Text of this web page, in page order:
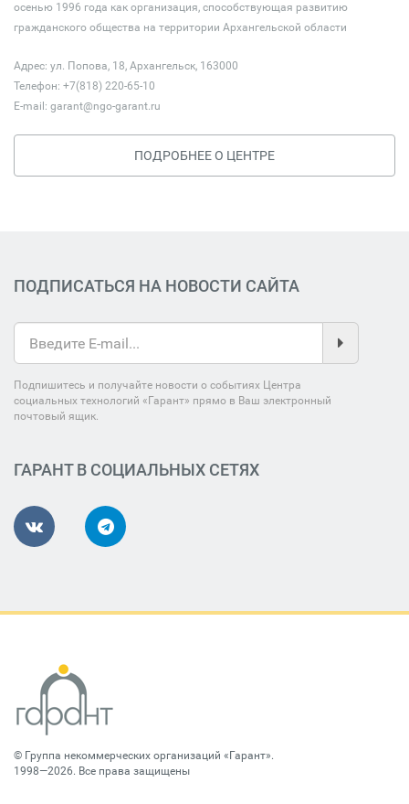
осенью 1996 года как организация, способствующая развитию
гражданского общества на территории Архангельской области
Адрес: ул. Попова, 18, Архангельск, 163000
Телефон: +7(818) 220-65-10
E-mail: garant@ngo-garant.ru
ПОДРОБНЕЕ О ЦЕНТРЕ
ПОДПИСАТЬСЯ НА НОВОСТИ САЙТА
Подпишитесь и получайте новости о событиях Центра
социальных технологий «Гарант» прямо в Ваш электронный
почтовый ящик.
ГАРАНТ В СОЦИАЛЬНЫХ СЕТЯХ
© Группа некоммерческих организаций «Гарант».
1998—2026. Все права защищены